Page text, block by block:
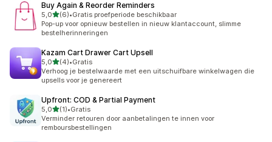
Buy Again & Reorder Reminders
5,0van 5 sterren
(6)
6 recensies in totaal
•Gratis proefperiode beschikbaar
Pop-up voor opnieuw bestellen in nieuw klantaccount, slimme
bestelherinneringen
Kazam Cart Drawer Cart Upsell
5,0van 5 sterren
(4)
4 recensies in totaal
•Gratis
Verhoog je bestelwaarde met een uitschuifbare winkelwagen die
upsells voor je genereert
Upfront: COD & Partial Payment
5,0van 5 sterren
(1)
1 recensies in totaal
•Gratis
Verminder retouren door aanbetalingen te innen voor
remboursbestellingen